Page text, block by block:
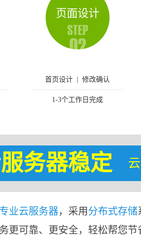
页面设计
首页设计 | 修改确认
1-3个工作日完成
服务器稳定
业云服务器，采用分布式存储
更可靠、更安全，轻松帮您节